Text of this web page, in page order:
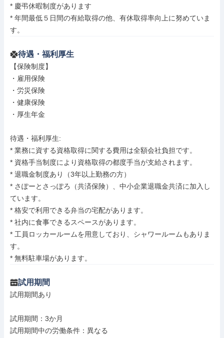
* 慶弔休暇制度があります
* 年間最低５日間の有給取得の他、有休取得率向上に努めていま
す。
待遇・福利厚生
【保険制度】
・雇用保険
・労災保険
・健康保険
・厚生年金
待遇・福利厚生:
* 業務に資する資格取得に関する費用は全額会社負担です。
* 資格手当制度により資格取得の都度手当が支給されます。
* 退職金制度あり（3年以上勤務の方）
* さぽーとさっぽろ（共済保険）、中小企業退職金共済に加入し
ています。
* 格安で利用できる弁当の宅配があります。
* 社内に食事できるスペースがあります。
* 工員ロッカールームを用意しており、シャワールームもありま
す。
* 無料駐車場があります。
試用期間
試用期間あり
試用期間：3か月
試用期間中の労働条件：異なる